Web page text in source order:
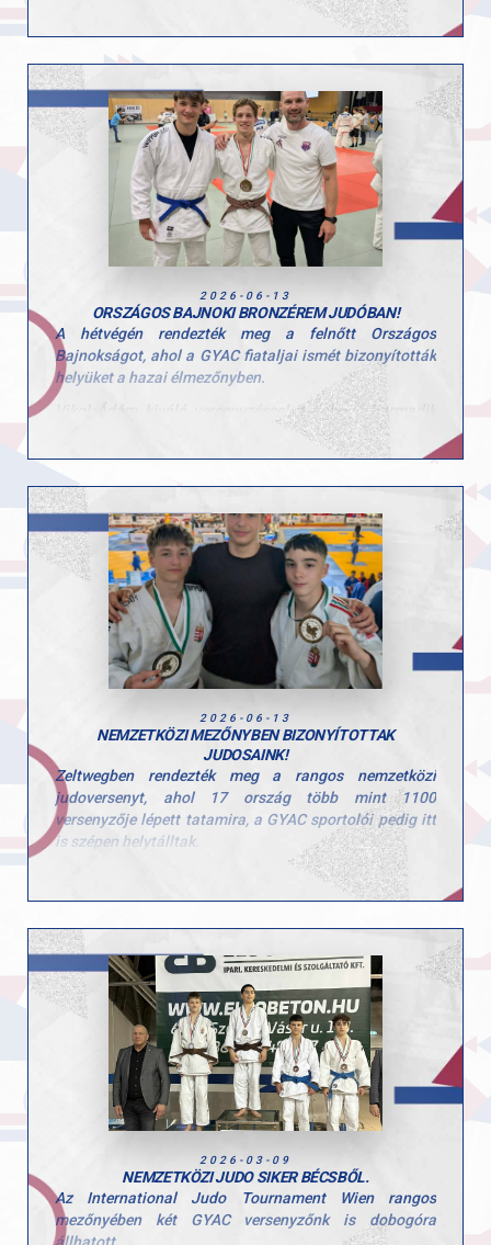
felkészültségüket, több kategóriában is dobogóra
állhattak, és értékes helyezésekkel tértek haza a rangos
Eredményeink:
hely:
Dani Huba
Gede Bálint
Bognár Fehér Dóra
hely:
Szabó Zsombor
Bognár Fehér Tamás
hely:
Járóka Hamvai Mendel
Gratulálunk valamennyi versenyzőnknek a kiváló
szerepléshez, és köszönjük az edzők munkáját, akik nap
mint nap hozzájárulnak sportolóink fejlődéséhez!
2026-06-13
ORSZÁGOS BAJNOKI BRONZÉREM JUDÓBAN!
A hétvégén rendezték meg a felnőtt Országos
Bajnokságot, ahol a GYAC fiataljai ismét bizonyították
helyüket a hazai élmezőnyben.
Vikol Ádám kiváló versenyzéssel a dobogó harmadik
fokára állhatott, míg Madarász Marcell a 7. helyen
zárta a rangos megmérettetést.
Gratulálunk sportolóinknak és edzőiknek az
eredményekhez és a befektetett munkához!
2026-06-13
NEMZETKÖZI MEZŐNYBEN BIZONYÍTOTTAK
JUDOSAINK!
Zeltwegben rendezték meg a rangos nemzetközi
judoversenyt, ahol 17 ország több mint 1100
versenyzője lépett tatamira, a GYAC sportolói pedig itt
is szépen helytálltak.
- Szentes Benedek (50 kg)
Izraeli és norvég ellenfelét legyőzve jutott döntőbe, ahol
szoros küzdelemben maradt alul francia ellenfelével
szemben, fantasztikus ezüstérem!
- Takács Csongor (55 kg)
Az első mérkőzés után a vigaszágon nagyot küzdött,
osztrák és francia ellenfelét is legyőzte, majd a
bronzmeccsen egy kazah válogatott versenyzőt múlt
felül két magabiztos wazari dobással. Szuper
- Ponácz Petra
Kitartó és küzdős versenyzéssel állhatott dobogóra egy
erős nemzetközi mezőnyben, szép teljesítmény!
2026-03-09
NEMZETKÖZI JUDO SIKER BÉCSBŐL.
Az International Judo Tournament Wien rangos
mezőnyében két GYAC versenyzőnk is dobogóra